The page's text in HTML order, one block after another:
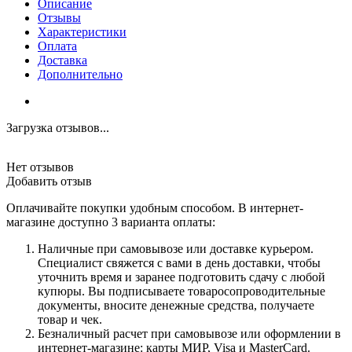
Описание
Отзывы
Характеристики
Оплата
Доставка
Дополнительно
Загрузка отзывов...
Нет отзывов
Добавить отзыв
Оплачивайте покупки удобным способом. В интернет-
магазине доступно 3 варианта оплаты:
Наличные при самовывозе или доставке курьером.
Специалист свяжется с вами в день доставки, чтобы
уточнить время и заранее подготовить сдачу с любой
купюры. Вы подписываете товаросопроводительные
документы, вносите денежные средства, получаете
товар и чек.
Безналичный расчет при самовывозе или оформлении в
интернет-магазине: карты МИР, Visa и MasterCard.